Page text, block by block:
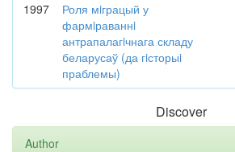
1997
Роля мiграцый у
фармiраваннi
антрапалагiчнага складу
беларусаў (да гiсторыi
праблемы)
Discover
Author